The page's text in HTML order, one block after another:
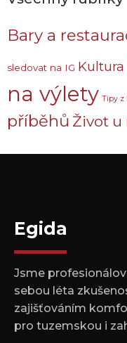
Bary a
sledovat na IG Kultura
na výlety Tipy z
příběhů Život u
Egida
Jsme
sebou léta
zajišťováním
pro tuzemskou i